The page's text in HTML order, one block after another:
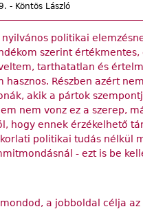
- Köntös László
nyilvános politikai
szerint
tarthatatlan és
hasznos. Részben azért
akik a pártok
nem vonz ez a szerep,
hogy ennek érzékelhető
politikai tudás nélkül
- ezt is be
a jobboldal célja